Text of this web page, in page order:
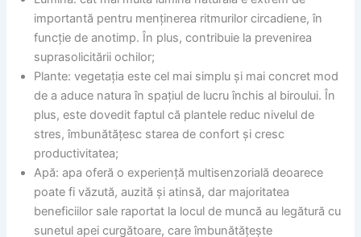
importantă pentru menținerea ritmurilor circadiene, în
funcție de anotimp. În plus, contribuie la prevenirea
suprasolicitării ochilor;
Plante: vegetația este cel mai simplu și mai concret mod
de a aduce natura în spațiul de lucru închis al biroului. În
plus, este dovedit faptul că plantele reduc nivelul de
stres, îmbunătățesc starea de confort și cresc
productivitatea;
Apă: apa oferă o experiență multisenzorială deoarece
poate fi văzută, auzită și atinsă, dar majoritatea
beneficiilor sale raportat la locul de muncă au legătură cu
sunetul apei curgătoare, care îmbunătățește